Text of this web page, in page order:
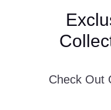
Check Out